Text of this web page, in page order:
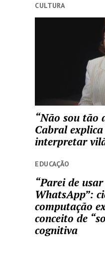
CULTURA
“Não sou tão
Cabral
interpretar
EDUCAÇÃO
“Parei de
WhatsApp”:
computação
conceito de
cognitiva